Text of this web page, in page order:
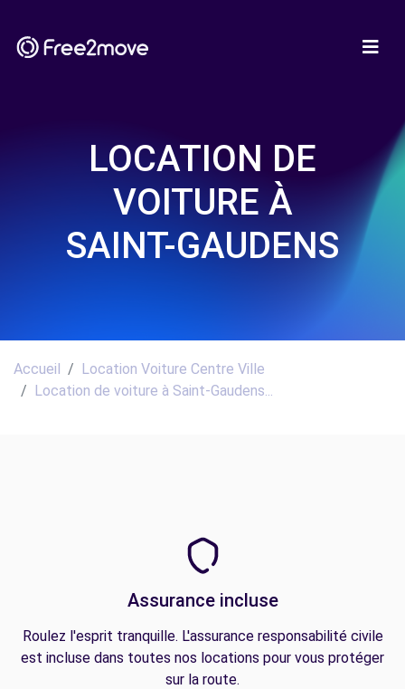
LOCATION DE
VOITURE À
SAINT-GAUDENS
Accueil
Location Voiture Centre Ville
Location de voiture à Saint-Gaudens...
Assurance incluse
Roulez l'esprit tranquille. L'assurance responsabilité civile
est incluse dans toutes nos locations pour vous protéger
sur la route.